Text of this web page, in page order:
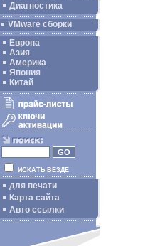
Диагностика
VMware сборки
Европа
Азия
Америка
Япония
Китай
ИСКАТЬ ВЕЗДЕ
для печати
Карта сайта
Авто ссылки